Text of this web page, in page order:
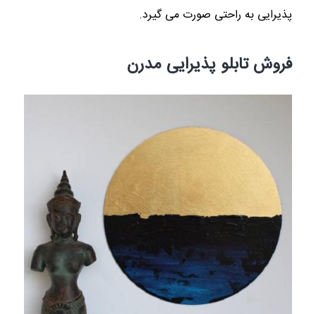
پذیرایی به راحتی صورت می گیرد.
فروش تابلو پذیرایی مدرن